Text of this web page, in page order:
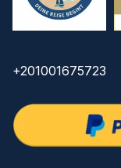
+201001675723